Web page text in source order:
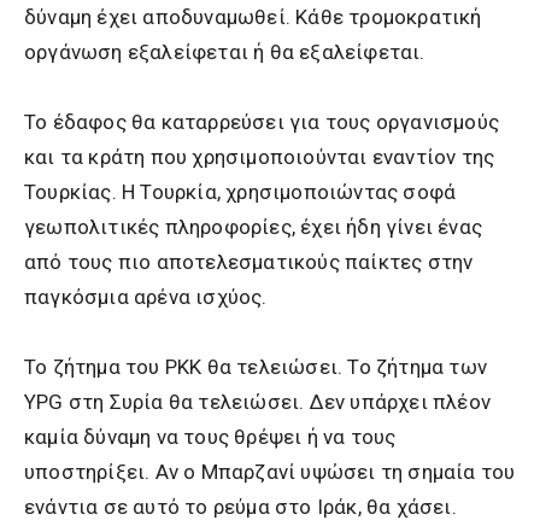
δύναμη έχει αποδυναμωθεί. Κάθε τρομοκρατική
οργάνωση εξαλείφεται ή θα εξαλείφεται.
Το έδαφος θα καταρρεύσει για τους οργανισμούς
και τα κράτη που χρησιμοποιούνται εναντίον της
Τουρκίας. Η Τουρκία, χρησιμοποιώντας σοφά
γεωπολιτικές πληροφορίες, έχει ήδη γίνει ένας
από τους πιο αποτελεσματικούς παίκτες στην
παγκόσμια αρένα ισχύος.
Το ζήτημα του ΡΚΚ θα τελειώσει. Το ζήτημα των
YPG στη Συρία θα τελειώσει. Δεν υπάρχει πλέον
καμία δύναμη να τους θρέψει ή να τους
υποστηρίξει. Αν ο Μπαρζανί υψώσει τη σημαία του
ενάντια σε αυτό το ρεύμα στο Ιράκ, θα χάσει.